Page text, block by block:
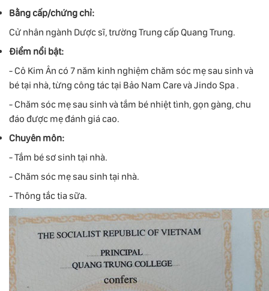
Bằng cấp/chứng chỉ:
Cử nhân ngành Dược sĩ, trường Trung cấp Quang Trung.
Điểm nổi bật:
- Cô Kim Ân có 7 năm kinh nghiệm chăm sóc mẹ sau sinh và
bé tại nhà, từng công tác tại Bảo Nam Care và Jindo Spa .
- Chăm sóc mẹ sau sinh và tắm bé nhiệt tình, gọn gàng, chu
đáo được mẹ đánh giá cao.
Chuyên môn:
- Tắm bé sơ sinh tại nhà.
- Chăm sóc mẹ sau sinh tại nhà.
- Thông tắc tia sữa.